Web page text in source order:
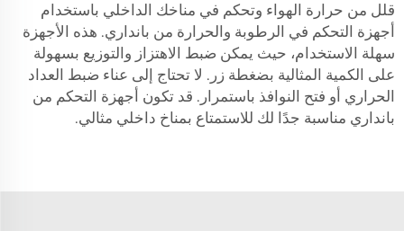
قلل من حرارة الهواء وتحكم في مناخك الداخلي باستخدام
أجهزة التحكم في الرطوبة والحرارة من بانداري. هذه الأجهزة
سهلة الاستخدام، حيث يمكن ضبط الاهتزاز والتوزيع بسهولة
على الكمية المثالية بضغطة زر. لا تحتاج إلى عناء ضبط العداد
الحراري أو فتح النوافذ باستمرار. قد تكون أجهزة التحكم من
بانداري مناسبة جدًا لك للاستمتاع بمناخ داخلي مثالي.